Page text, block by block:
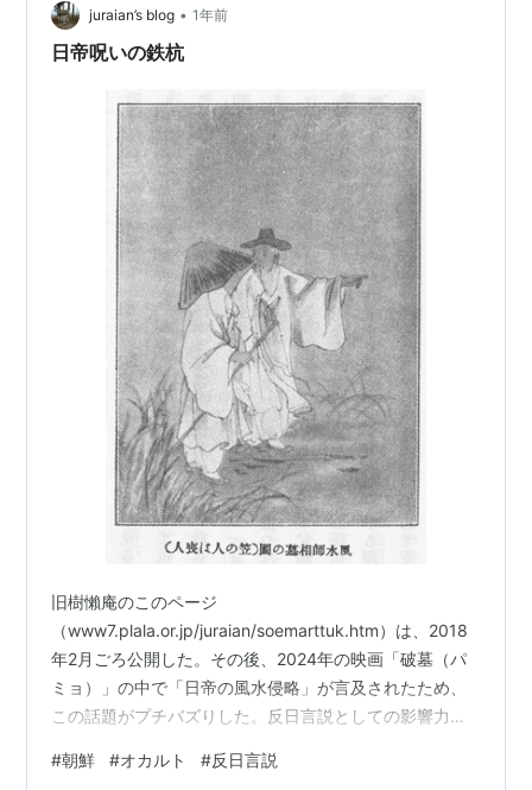
れやすく、また朱子学の教義に凝り固まっていた」――
その言説は本当か？ 世界の今を解…
juraian’s blog • 1年前
日帝呪いの鉄杭
旧樹懶庵のこのページ
（www7.plala.or.jp/juraian/soemarttuk.htm）は、2018
年2月ごろ公開した。その後、2024年の映画「破墓（パ
ミョ）」の中で「日帝の風水侵略」が言及されたため、
この話題がプチバズりした。反日言説としての影響力は
図版は村山智順『朝鮮の風水』(1931)より。 中国と同じ
#朝鮮 #オカルト #反日言説